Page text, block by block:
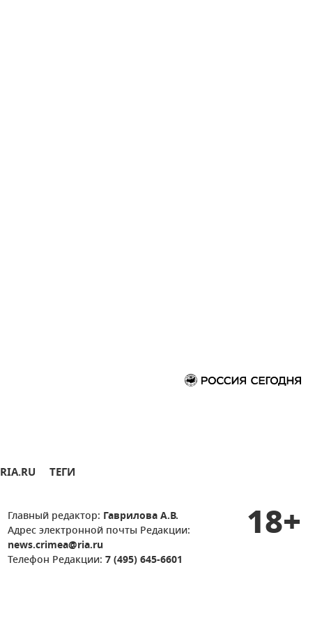
RIA.RU ТЕГИ
Главный редактор: Гаврилова А.В.
Адрес электронной почты Редакции:
news.crimea@ria.ru
Телефон Редакции: 7 (495) 645-6601
18+